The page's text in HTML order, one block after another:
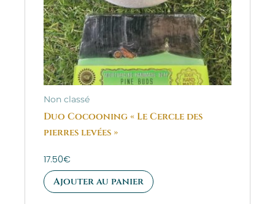
Non classé
Duo Cocooning « Le Cercle des
pierres levées »
17.50€
Ajouter au panier